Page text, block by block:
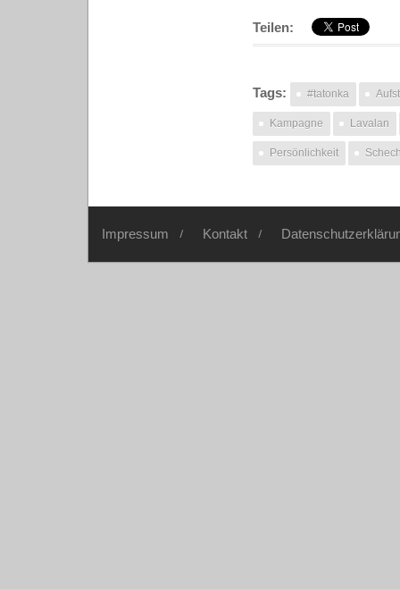
Teilen:
Tags: #tatonka
Kampagne Lavalan
Persönlichkeit
Impressum Kontakt